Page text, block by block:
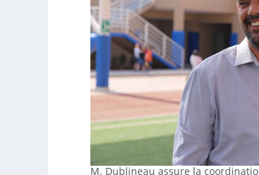
M. Dublineau assure la